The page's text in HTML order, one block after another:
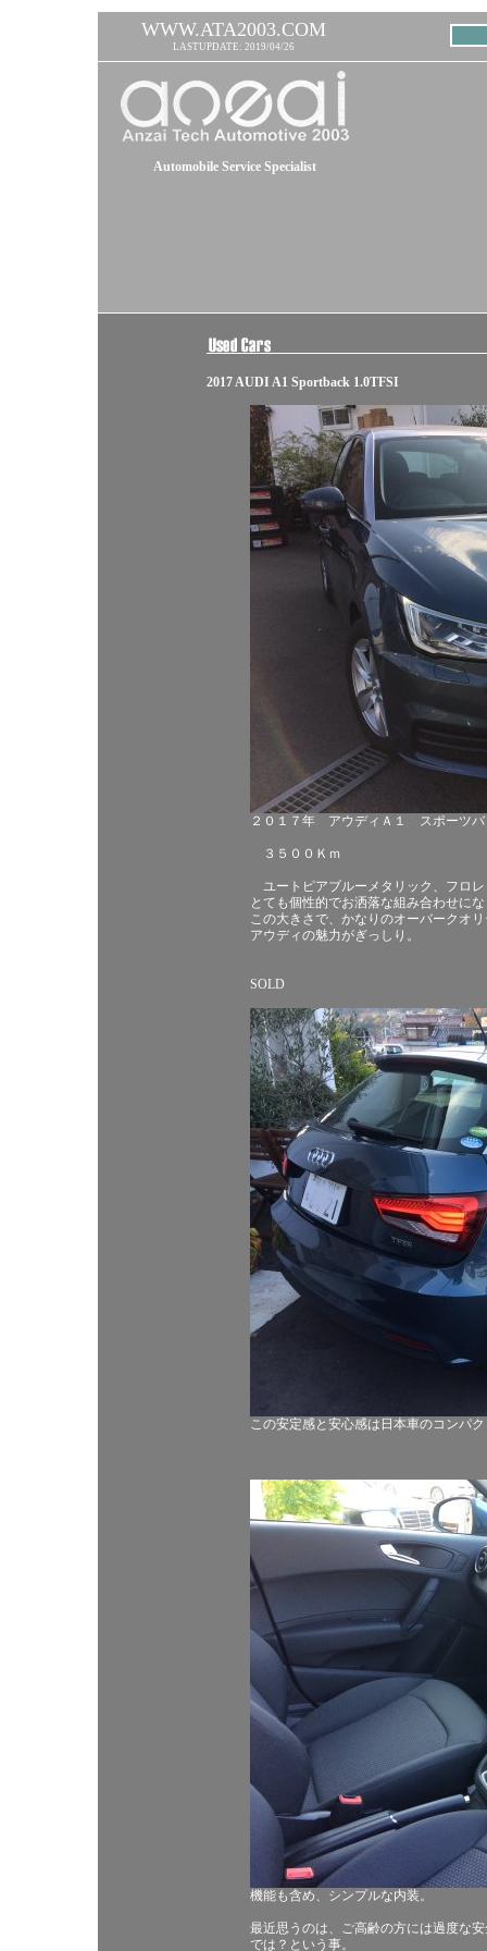
WWW.ATA2003.COM
LASTUPDATE: 2019/04/26
Automobile Service Specialist
2017 AUDI A1 Sportback 1.0TFSI
２０１７年 アウディＡ１ スポーツ
３５００Ｋｍ
ユートピアブルーメタリック、フロ
とても個性的でお洒落な組み合わせに
この大きさで、かなりのオーバークオ
アウディの魅力がぎっしり。
SOLD
この安定感と安心感は日本車のコンパ
機能も含め、シンプルな内装。
最近思うのは、ご高齢の方には過度な
では？という事。